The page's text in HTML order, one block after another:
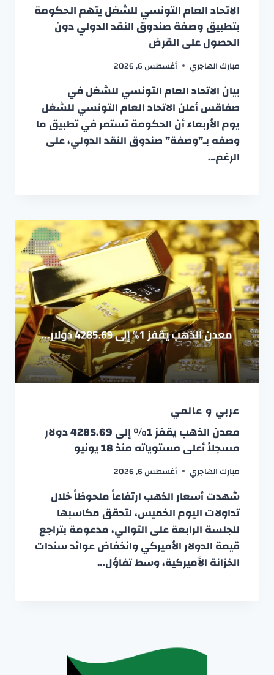
الاتحاد العام التونسي للشغل يتهم الحكومة
بتطبيق وصفة صندوق النقد الدولي دون
الحصول على القرض
مبارك الهاجري أغسطس 6, 2026
بيان الاتحاد العام التونسي للشغل في
صفاقس أعلن الاتحاد العام التونسي للشغل
يوم الأربعاء أن الحكومة تستمر في تطبيق ما
وصفه بـ”وصفة” صندوق النقد الدولي، على
الرغم…
عربي و عالمي
معدن الذهب يقفز 1% إلى 4285.69 دولار
مسجلاً أعلى مستوياته منذ 18 يونيو
مبارك الهاجري أغسطس 6, 2026
شهدت أسعار الذهب ارتفاعاً ملحوظاً خلال
تداولات اليوم الخميس، لتحقق مكاسبها
للجلسة الرابعة على التوالي، مدعومة بتراجع
قيمة الدولار الأميركي وانخفاض عوائد سندات
الخزانة الأميركية، وسط تفاؤل…